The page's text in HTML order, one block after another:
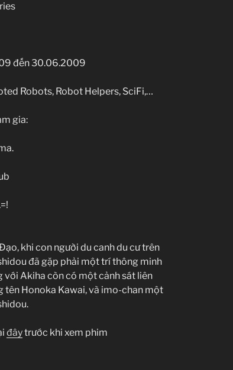
đến 30.06.2009
Robots, Robot Helpers, SciFi,…
gia:
khi con người du canh du cư trên
đã gặp phải một trí thông minh
với Akiha còn có một cảnh sát liên
tên Honoka Kawai, và imo-chan một
đâytrước khi xem phim